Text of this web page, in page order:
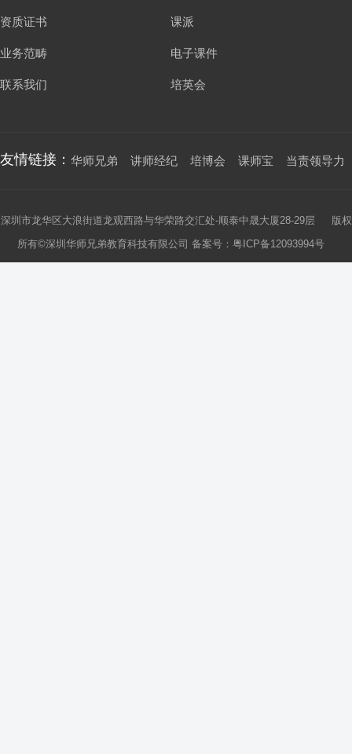
资质证书
业务范畴
联系我们
课派
电子课件
培英会
友情链接： 华师兄弟 讲师经纪 培博会 课师宝 当责领导力
深圳市龙华区大浪街道龙观西路与华荣路交汇处-顺泰中晟大厦28-29层 版权
所有©深圳华师兄弟教育科技有限公司 备案号： 粤ICP备12093994号